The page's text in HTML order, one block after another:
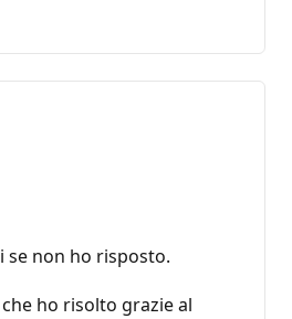
se non ho risposto.
ho risolto grazie al